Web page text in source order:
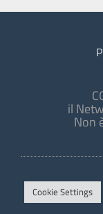
il
Non
Cookie Settings